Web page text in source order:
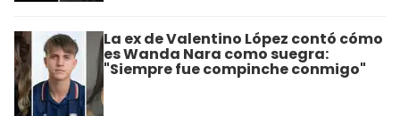
La ex de Valentino López contó cómo
es Wanda Nara como suegra:
"Siempre fue compinche conmigo"